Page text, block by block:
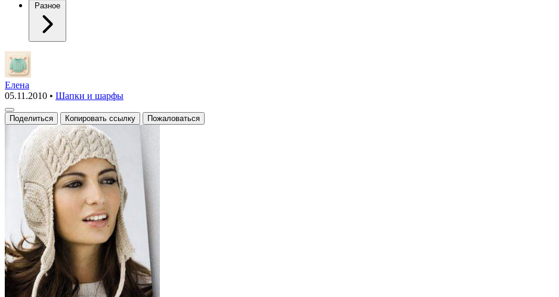
Разное
Вязаная
шапка
ушанка
Елена
05.11.2010 • Шапки и шарфы
Поделиться Копировать ссылку Пожаловаться